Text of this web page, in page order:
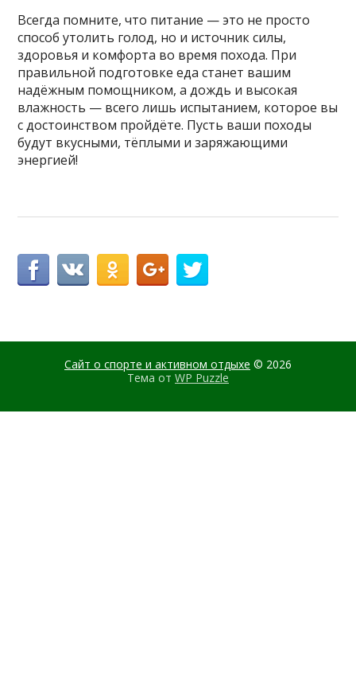
Всегда помните, что питание — это не просто
способ утолить голод, но и источник силы,
здоровья и комфорта во время похода. При
правильной подготовке еда станет вашим
надёжным помощником, а дождь и высокая
влажность — всего лишь испытанием, которое вы
с достоинством пройдёте. Пусть ваши походы
будут вкусными, тёплыми и заряжающими
энергией!
Сайт о спорте и активном отдыхе © 2026
Тема от WP Puzzle